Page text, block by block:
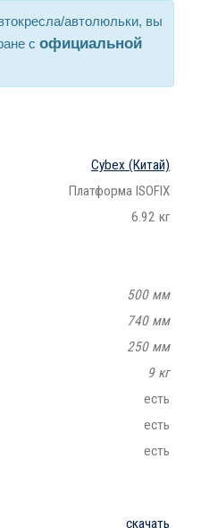
автолюльки, вы
с официальной
Cybex (Китай)
Платформа ISOFIX
6.92 кг
500 мм
740 мм
250 мм
9 кг
есть
есть
есть
скачать